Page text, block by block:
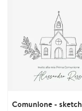
Comunione - sketch